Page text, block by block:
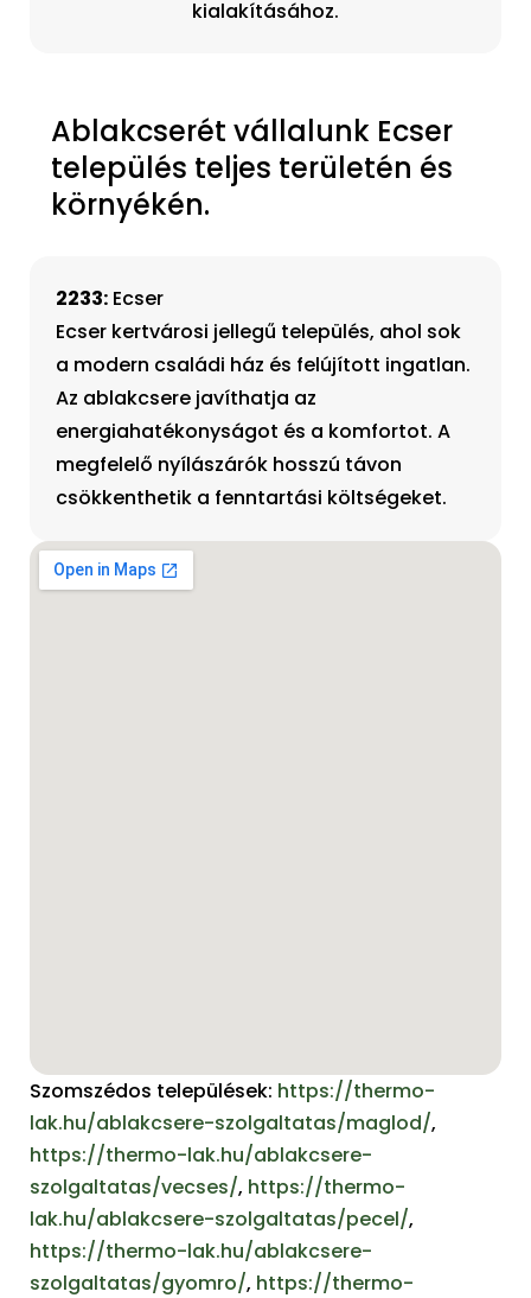
kialakításához.
Ablakcserét vállalunk Ecser
település teljes területén és
környékén.
2233: Ecser
Ecser kertvárosi jellegű település, ahol sok
a modern családi ház és felújított ingatlan.
Az ablakcsere javíthatja az
energiahatékonyságot és a komfortot. A
megfelelő nyílászárók hosszú távon
csökkenthetik a fenntartási költségeket.
Szomszédos települések: https://thermo-
lak.hu/ablakcsere-szolgaltatas/maglod/,
https://thermo-lak.hu/ablakcsere-
szolgaltatas/vecses/, https://thermo-
lak.hu/ablakcsere-szolgaltatas/pecel/,
https://thermo-lak.hu/ablakcsere-
szolgaltatas/gyomro/, https://thermo-